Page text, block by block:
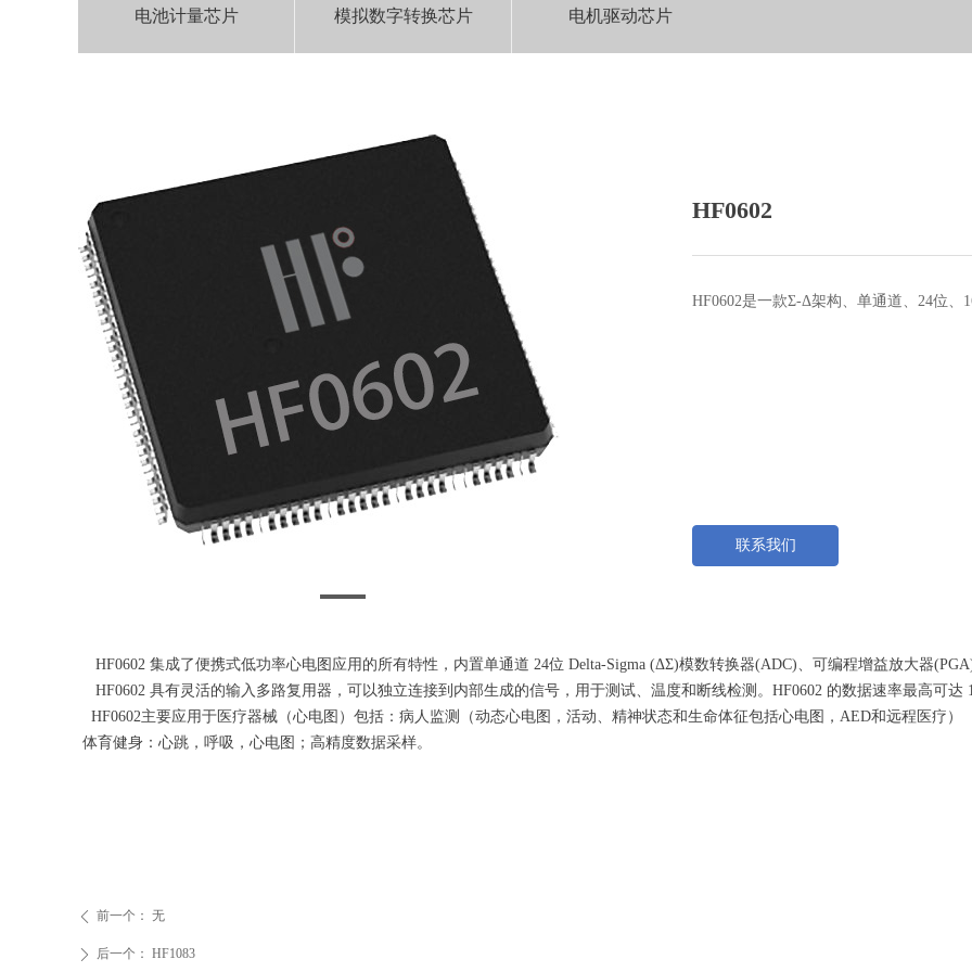
HF0602
ꄴ 前一个： 无
ꄲ 后一个： HF1083
电池计量芯片 模拟数字转换芯片 电机驱动芯片
HF0602是一款Σ-Δ架构、单通道、24位、
联系我们
HF0602 集成了便携式低功率心电图应用的所有特性，内置单通道 24位 Delta-Sigma (ΔΣ)模数转换器(ADC)、可编程增益放大器
HF0602 具有灵活的输入多路复用器，可以独立连接到内部生成的信号，用于测试、温度和断线检测。HF0602 的数据速率最高可达
HF0602主要应用于医疗器械（心电图）包括：病人监测（动态心电图，活动、精神状态和生命体征包括心电图，AED和远程医疗）
体育健身：心跳，呼吸，心电图；高精度数据采样。